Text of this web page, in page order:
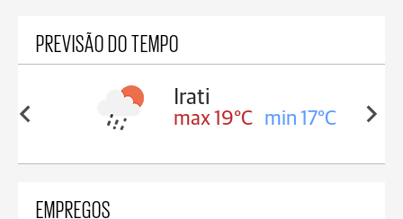
PREVISÃO DO TEMPO
17°C
Irati
max 19°C min 17°C
EMPREGOS